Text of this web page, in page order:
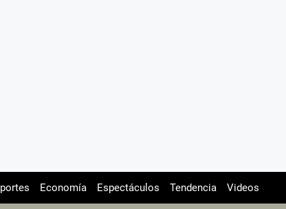
Economía Espectáculos Tendencia Videos